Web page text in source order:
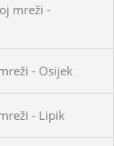
mreži -
- Osijek
- Lipik